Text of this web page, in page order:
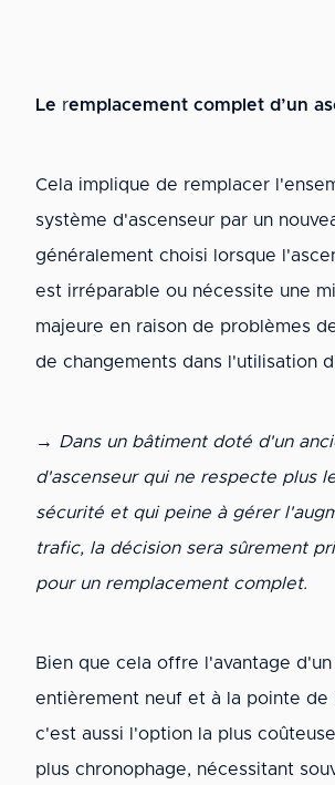
Le remplacement complet d’un
Cela implique de remplacer
système d'ascenseur par un
généralement choisi lorsque
est irréparable ou nécessite une
majeure en raison de problèmes
de changements dans l'utilisation
→ Dans un bâtiment doté d'un
d'ascenseur qui ne respecte plus
sécurité et qui peine à gérer
trafic, la décision sera sûrement
pour un remplacement complet.
Bien que cela offre l'avantage d'un
entièrement neuf et à la pointe de
c'est aussi l'option la plus
plus chronophage, nécessitant